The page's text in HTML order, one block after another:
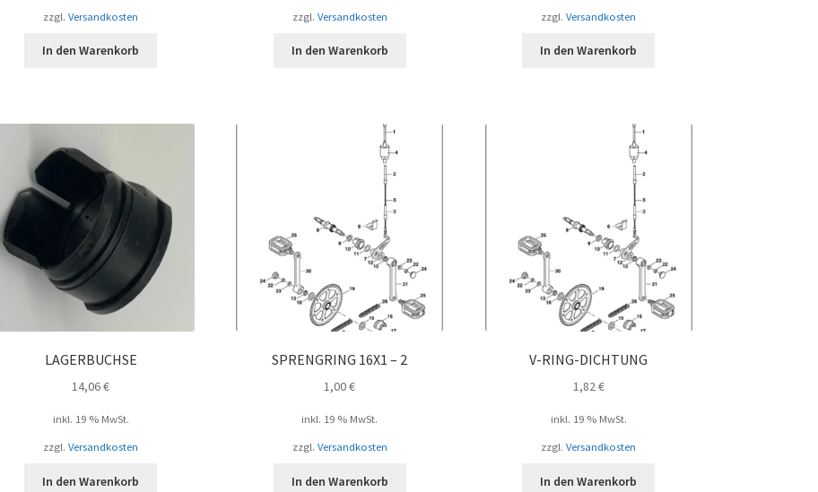
zzgl.Versandkosten
In den Warenkorb
zzgl. Versandkosten
In den Warenkorb
zzgl.Versandkosten
In den Warenkorb
LAGERBUCHSE
14,06€
inkl. 19 % MwSt.
zzgl.Versandkosten
In den Warenkorb
SPRENGRING 16X1 – 2
1,00€
inkl. 19 % MwSt.
zzgl. Versandkosten
In den Warenkorb
V-RING-DICHTUNG
1,82€
inkl. 19 % MwSt.
zzgl.Versandkosten
In den Warenkorb